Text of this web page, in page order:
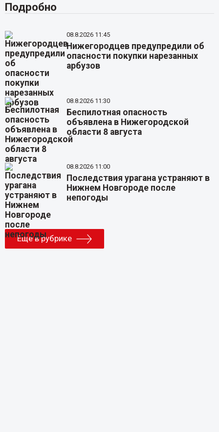
Подробно
08.8.2026 11:45
Нижегородцев предупредили об
опасности покупки нарезанных
арбузов
08.8.2026 11:30
Беспилотная опасность
объявлена в Нижегородской
области 8 августа
08.8.2026 11:00
Последствия урагана устраняют в
Нижнем Новгороде после
непогоды
Еще в рубрике